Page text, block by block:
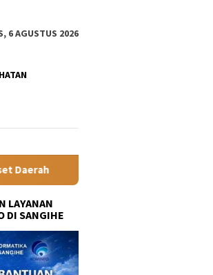
6 AGUSTUS 2026
Siaga Hadapi Ancaman El Nino, Bupati
LAYANAN
DI SANGIHE